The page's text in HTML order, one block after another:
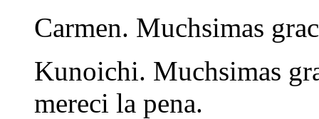
Carmen. Muchsimas
Kunoichi. Muchsimas
mereci la pena.